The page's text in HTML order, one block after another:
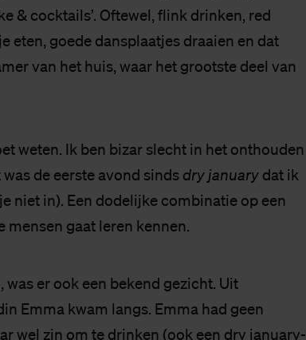
& cocktails’. Oftewel, flink drinken, red
eten, goede dansplaatjes draaien en dat
van het huis, waar het grootste deel van
weten. Ik ben bizar slecht in het onthouden
de eerste avond sinds dry january dat ik
niet in). Een dodelijke combinatie op een
mensen gaat leren kennen.
er ook een bekend gezicht. Uit
Emma kwam langs. Emma had geen
wel zin om te drinken (ook een dry january-